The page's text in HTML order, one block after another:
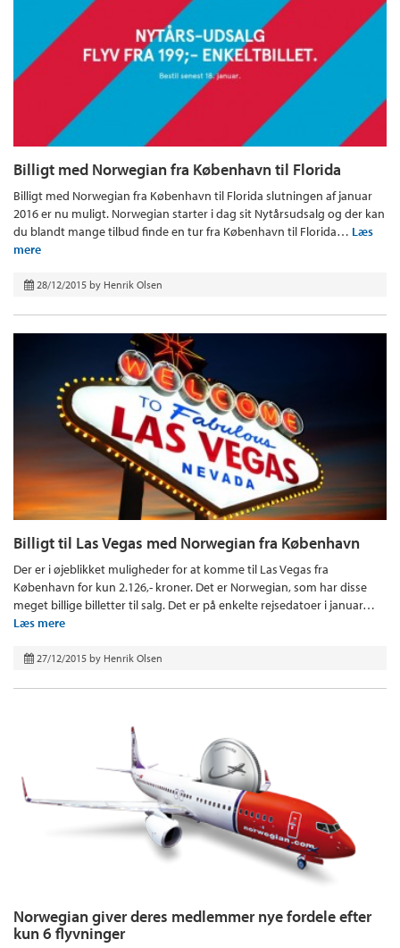
Billigt med Norwegian fra København til Florida
Billigt med Norwegian fra København til Florida slutningen af januar
2016 er nu muligt. Norwegian starter i dag sit Nytårsudsalg og der kan
du blandt mange tilbud finde en tur fra København til Florida… Læs
mere
28/12/2015 by Henrik Olsen
Billigt til Las Vegas med Norwegian fra København
Der er i øjeblikket muligheder for at komme til Las Vegas fra
København for kun 2.126,- kroner. Det er Norwegian, som har disse
meget billige billetter til salg. Det er på enkelte rejsedatoer i januar…
Læs mere
27/12/2015 by Henrik Olsen
Norwegian giver deres medlemmer nye fordele efter
kun 6 flyvninger